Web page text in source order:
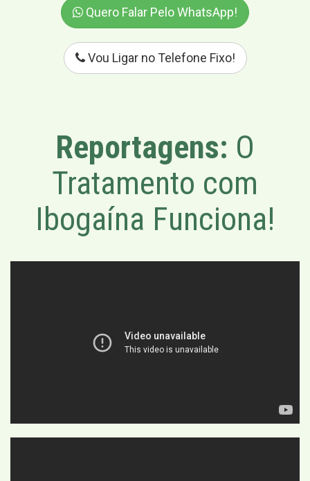
Quero Falar Pelo WhatsApp!
Vou Ligar no Telefone Fixo!
Reportagens: O
Tratamento com
Ibogaína Funciona!